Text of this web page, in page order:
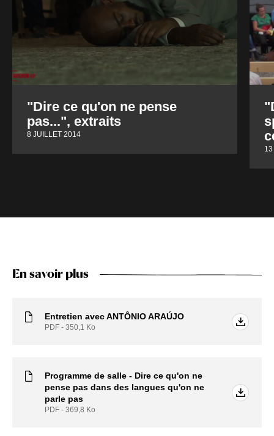
"Dire ce qu'on ne pense
pas...", extraits
8 JUILLET 2014
En savoir plus
Entretien avec ANTÔNIO ARAÚJO
PDF - 350,1 Ko
Programme de salle - Dire ce qu'on ne
pense pas dans des langues qu'on ne
parle pas
PDF - 369,8 Ko